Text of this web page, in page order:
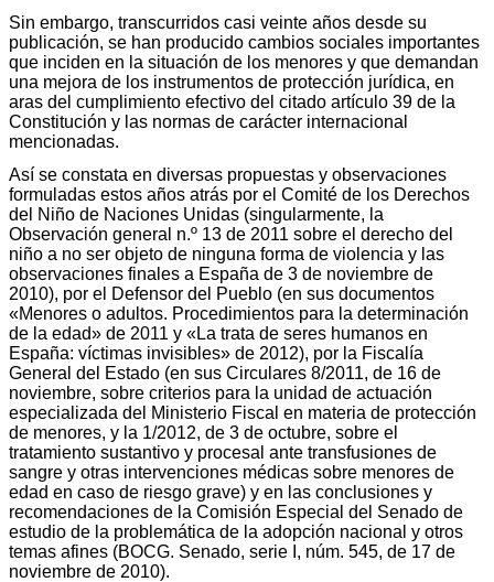
Sin embargo, transcurridos casi veinte años desde su
publicación, se han producido cambios sociales importantes
que inciden en la situación de los menores y que demandan
una mejora de los instrumentos de protección jurídica, en
aras del cumplimiento efectivo del citado artículo 39 de la
Constitución y las normas de carácter internacional
mencionadas.
Así se constata en diversas propuestas y observaciones
formuladas estos años atrás por el Comité de los Derechos
del Niño de Naciones Unidas (singularmente, la
Observación general n.º 13 de 2011 sobre el derecho del
niño a no ser objeto de ninguna forma de violencia y las
observaciones finales a España de 3 de noviembre de
2010), por el Defensor del Pueblo (en sus documentos
«Menores o adultos. Procedimientos para la determinación
de la edad» de 2011 y «La trata de seres humanos en
España: víctimas invisibles» de 2012), por la Fiscalía
General del Estado (en sus Circulares 8/2011, de 16 de
noviembre, sobre criterios para la unidad de actuación
especializada del Ministerio Fiscal en materia de protección
de menores, y la 1/2012, de 3 de octubre, sobre el
tratamiento sustantivo y procesal ante transfusiones de
sangre y otras intervenciones médicas sobre menores de
edad en caso de riesgo grave) y en las conclusiones y
recomendaciones de la Comisión Especial del Senado de
estudio de la problemática de la adopción nacional y otros
temas afines (BOCG. Senado, serie I, núm. 545, de 17 de
noviembre de 2010).